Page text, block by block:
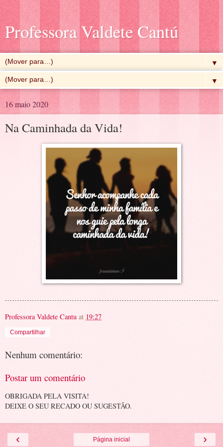
Professora Valdete Cantú
▼
▼
16 maio 2020
Na Caminhada da Vida!
Professora Valdete Cantu at 19:27
Compartilhar
Nenhum comentário:
Postar um comentário
OBRIGADA PELA VISITA!
DEIXE O SEU RECADO OU SUGESTÃO.
‹ ›
Página inicial